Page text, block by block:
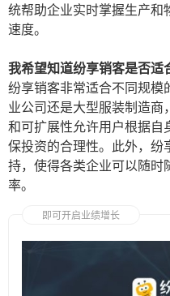
统帮助企业实时掌握生产和
速度。
我希望知道纷享销客是否适
纷享销客非常适合不同规模
业公司还是大型服装制造商
和可扩展性允许用户根据自
保投资的合理性。此外，纷
持，使得各类企业可以随时
率。
即可开启业绩增长